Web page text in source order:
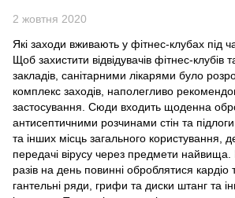
2 жовтня 2020
Які заходи вживають у фітнес-клубах під
Щоб захистити відвідувачів фітнес-клубів
закладів, санітарними лікарями було
комплекс заходів, наполегливо
застосування. Сюди входить щоденна
антисептичними розчинами стін та
та інших місць загального користування,
передачі вірусу через предмети найвища.
разів на день повинні оброблятися кардіо
гантельні ряди, грифи та диски штанг та